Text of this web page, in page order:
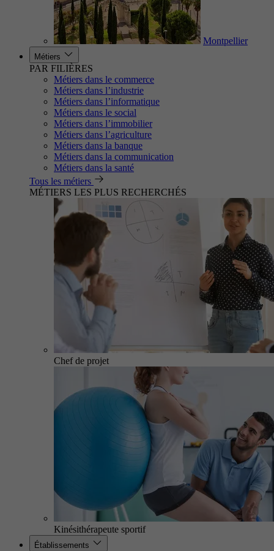
Montpellier
Métiers
PAR FILIÈRES
Métiers dans le commerce
Métiers dans l’industrie
Métiers dans l’informatique
Métiers dans le social
Métiers dans l’immobilier
Métiers dans l’agriculture
Métiers dans la banque
Métiers dans la communication
Métiers dans la santé
Tous les métiers
MÉTIERS LES PLUS RECHERCHÉS
Chef de projet
Kinésithérapeute sportif
Établissements